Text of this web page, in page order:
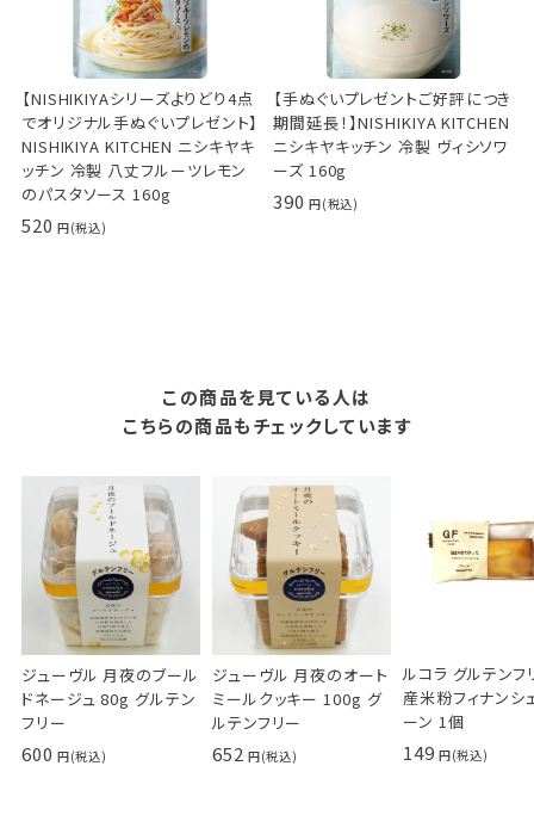
【NISHIKIYAシリーズよりどり4点
でオリジナル手ぬぐいプレゼント】
NISHIKIYA KITCHEN ニシキヤキ
ッチン 冷製 八丈フルーツレモン
のパスタソース 160g
520
【手ぬぐいプレゼントご好評につき
期間延長！】NISHIKIYA KITCHEN
ニシキヤキッチン 冷製 ヴィシソワ
ーズ 160g
390
この商品を見ている人は
こちらの商品もチェックしています
ジューヴル 月夜のブール
ドネージュ 80g グルテン
フリー
600
ジューヴル 月夜のオート
ミールクッキー 100g グ
ルテンフリー
652
ルコラ グルテンフ
産米粉フィナンシ
ーン 1個
149